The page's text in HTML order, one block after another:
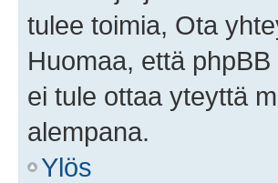
tulee toimia, Ota
Huomaa, että
ei tule ottaa yteyttä
alempana.
Ylös